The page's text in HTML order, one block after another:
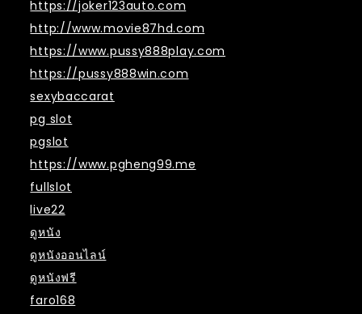
https://joker123auto.com
http://www.movie87hd.com
https://www.pussy888play.com
https://pussy888win.com
sexybaccarat
pg slot
pgslot
https://www.pgheng99.me
fullslot
live22
ดูหนัง
ดูหนังออนไลน์
ดูหนังฟรี
faro168